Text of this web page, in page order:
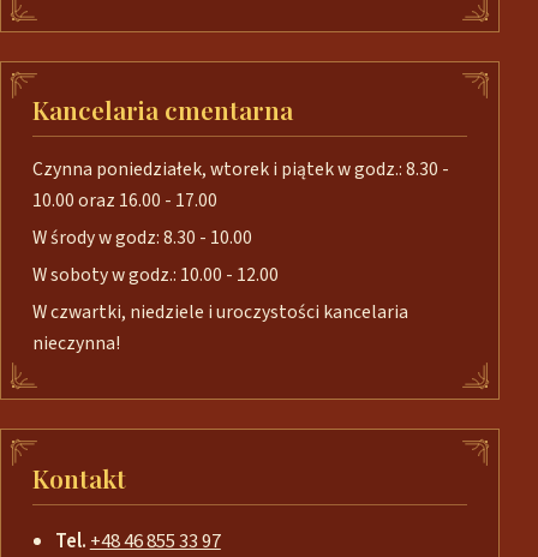
Kancelaria cmentarna
Czynna poniedziałek, wtorek i piątek w godz.: 8.30 -
10.00 oraz 16.00 - 17.00
W środy w godz: 8.30 - 10.00
W soboty w godz.: 10.00 - 12.00
W czwartki, niedziele i uroczystości kancelaria
nieczynna!
Kontakt
Tel. +48 46 855 33 97